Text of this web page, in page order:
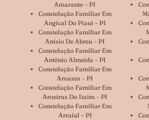
Amarante – PI
Constelação Familiar Em
Angical Do Piauí – PI
Constelação Familiar Em
Anísio De Abreu – PI
Constelação Familiar Em
Antônio Almeida – PI
Constelação Familiar Em
Aroazes – PI
Constelação Familiar Em
Aroeiras Do Itaim – PI
Constelação Familiar Em
Arraial – PI